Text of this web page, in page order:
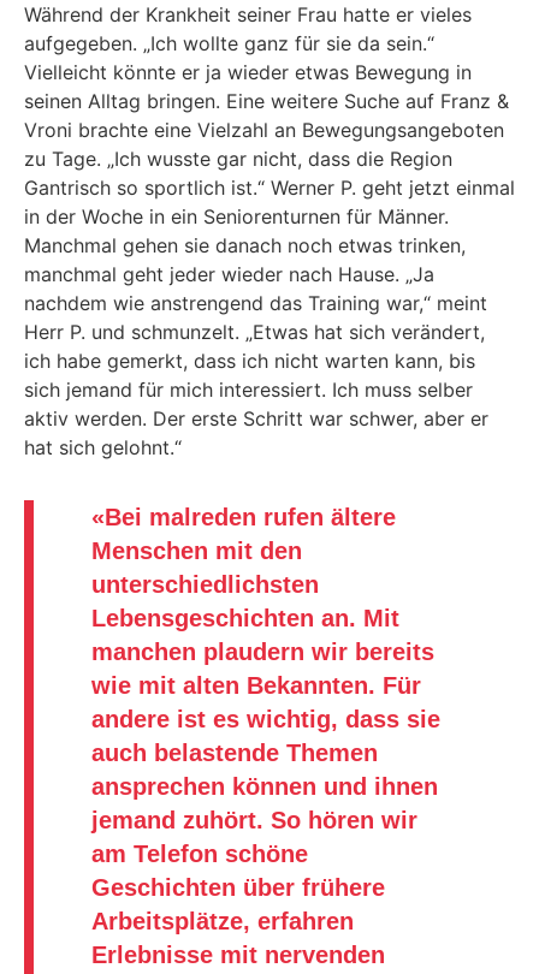
Während der Krankheit seiner Frau hatte er vieles
aufgegeben. „Ich wollte ganz für sie da sein.“
Vielleicht könnte er ja wieder etwas Bewegung in
seinen Alltag bringen. Eine weitere Suche auf Franz &
Vroni brachte eine Vielzahl an Bewegungsangeboten
zu Tage. „Ich wusste gar nicht, dass die Region
Gantrisch so sportlich ist.“ Werner P. geht jetzt einmal
in der Woche in ein Seniorenturnen für Männer.
Manchmal gehen sie danach noch etwas trinken,
manchmal geht jeder wieder nach Hause. „Ja
nachdem wie anstrengend das Training war,“ meint
Herr P. und schmunzelt. „Etwas hat sich verändert,
ich habe gemerkt, dass ich nicht warten kann, bis
sich jemand für mich interessiert. Ich muss selber
aktiv werden. Der erste Schritt war schwer, aber er
hat sich gelohnt.“
«Bei malreden rufen ältere
Menschen mit den
unterschiedlichsten
Lebensgeschichten an. Mit
manchen plaudern wir bereits
wie mit alten Bekannten. Für
andere ist es wichtig, dass sie
auch belastende Themen
ansprechen können und ihnen
jemand zuhört. So hören wir
am Telefon schöne
Geschichten über frühere
Arbeitsplätze, erfahren
Erlebnisse mit nervenden